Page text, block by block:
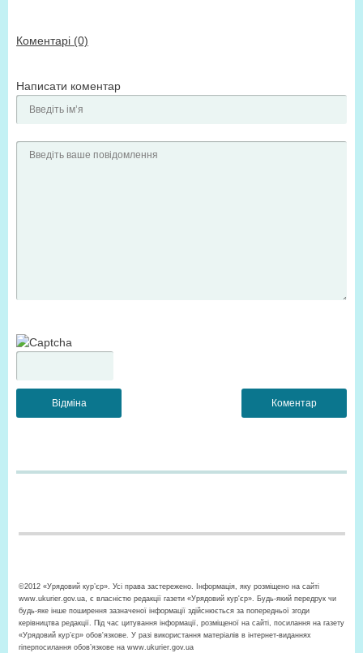
Коментарі (0)
Написати коментар
©2012 «Урядовий кур’єр». Усі права застережено. Інформація, яку розміщено на сайті
www.ukurier.gov.ua, є власністю редакції газети «Урядовий кур'єр». Будь-який передрук чи
будь-яке інше поширення зазначеної інформації здійснюється за попередньої згоди
керівництва редакції. Під час цитування інформації, розміщеної на сайті, посилання на газету
«Урядовий кур’єр» обов'язкове. У разі використання матеріалів в інтернет-виданнях
гіперпосилання обов’язкове на www.ukurier.gov.ua